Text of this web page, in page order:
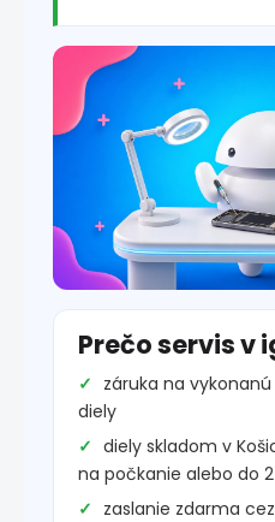
Prečo servis v
záruka na
diely
diely skladom v
na počkanie alebo do
zaslanie zdarma